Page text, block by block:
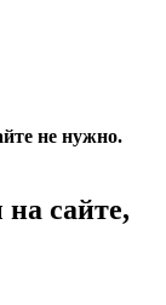
не нужно.
сайте,